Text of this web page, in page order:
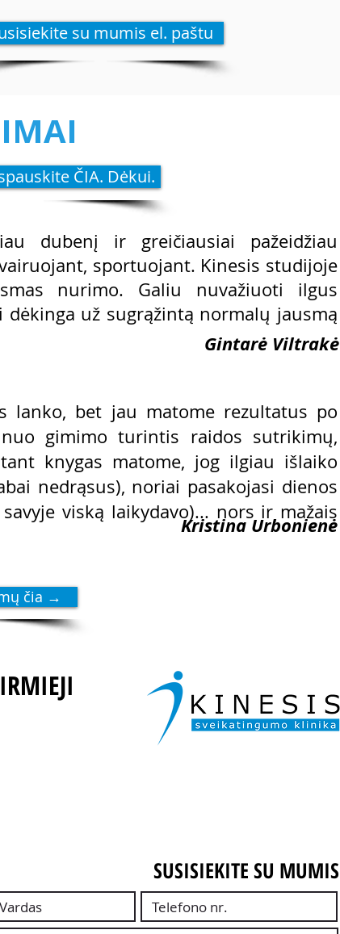
su mumis el. paštu
ČIA. Dėkui.
dubenį ir greičiausiai pažeidžiau
sportuojant. Kinesis studijoje
nurimo. Galiu nuvažiuoti ilgus
už sugrąžintą normalų jausmą
lanko, bet jau matome rezultatus po
gimimo turintis raidos sutrikimų,
knygas matome, jog ilgiau išlaiko
nedrąsus), noriai pasakojasi dienos
viską laikydavo)... nors ir mažais
Gintarė Viltrakė
Kristina Urbonienė
čia →
SUSISIEKITE SU MUMIS